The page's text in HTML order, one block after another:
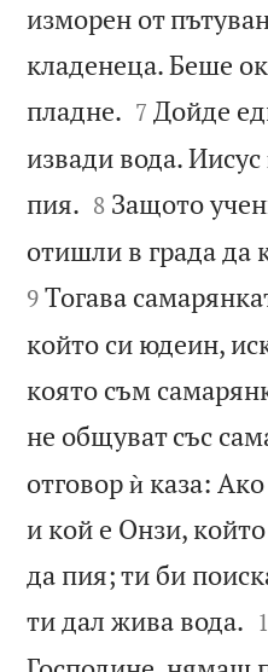
изморен от
кладенеца. Беше
пладне. 

7 Дойде
извади вода.
пия. 

8 Защото
отишли в града да
9 Тогава
който си юдеин,
която съм
не общуват със
отговор ѝ каза:
и кой е Онзи,
да пия; ти би
ти дал жива вода. 